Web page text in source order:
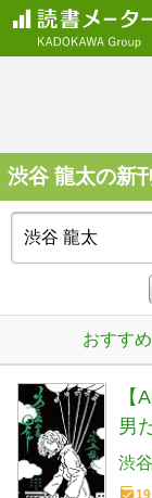
渋谷 龍太の新刊
おすす
【
男
字
海
渋
19